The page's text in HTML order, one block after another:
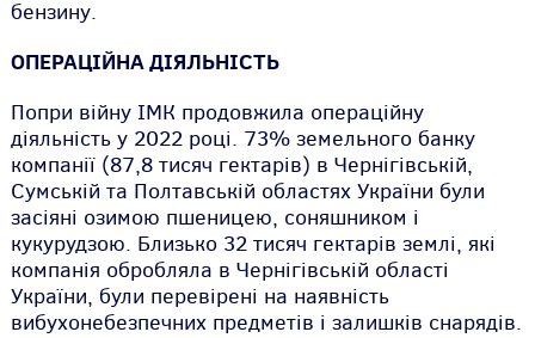
бензину.
ОПЕРАЦІЙНА ДІЯЛЬНІСТЬ
Попри війну ІМК продовжила операційну
діяльність у 2022 році. 73% земельного банку
компанії (87,8 тисяч гектарів) в Чернігівській,
Сумській та Полтавській областях України були
засіяні озимою пшеницею, соняшником і
кукурудзою. Близько 32 тисяч гектарів землі, які
компанія обробляла в Чернігівській області
України, були перевірені на наявність
вибухонебезпечних предметів і залишків снарядів.